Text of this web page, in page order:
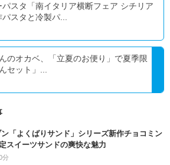
パスタ「南イタリア横断フェア シチリア
スタと冷製パ...
のオカベ、「立夏のお便り」で夏季限
セット」...
ン「よくばりサンド」シリーズ新作チョコミン
スイーツサンドの爽快な魅力
分